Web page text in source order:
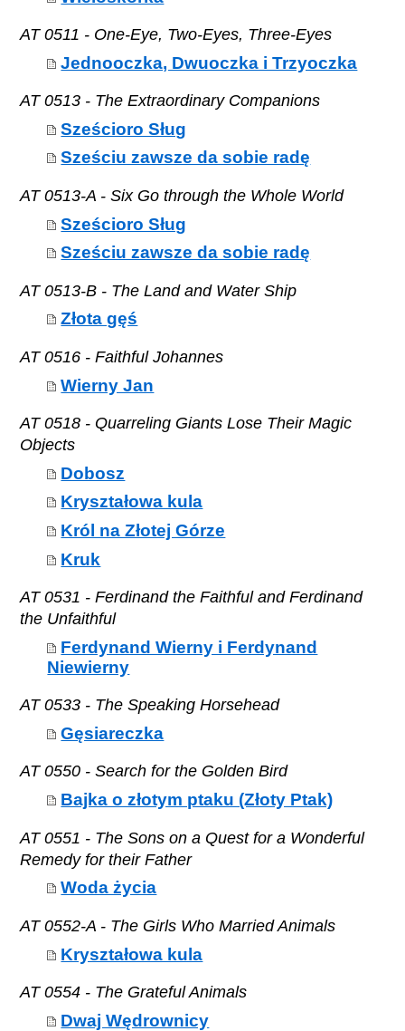
AT 0511 - One-Eye, Two-Eyes, Three-Eyes
Jednooczka, Dwuoczka i Trzyoczka
AT 0513 - The Extraordinary Companions
Sześcioro Sług
Sześciu zawsze da sobie radę
AT 0513-A - Six Go through the Whole World
Sześcioro Sług
Sześciu zawsze da sobie radę
AT 0513-B - The Land and Water Ship
Złota gęś
AT 0516 - Faithful Johannes
Wierny Jan
AT 0518 - Quarreling Giants Lose Their Magic
Objects
Dobosz
Kryształowa kula
Król na Złotej Górze
Kruk
AT 0531 - Ferdinand the Faithful and Ferdinand
the Unfaithful
Ferdynand Wierny i Ferdynand
Niewierny
AT 0533 - The Speaking Horsehead
Gęsiareczka
AT 0550 - Search for the Golden Bird
Bajka o złotym ptaku (Złoty Ptak)
AT 0551 - The Sons on a Quest for a Wonderful
Remedy for their Father
Woda życia
AT 0552-A - The Girls Who Married Animals
Kryształowa kula
AT 0554 - The Grateful Animals
Dwaj Wędrownicy